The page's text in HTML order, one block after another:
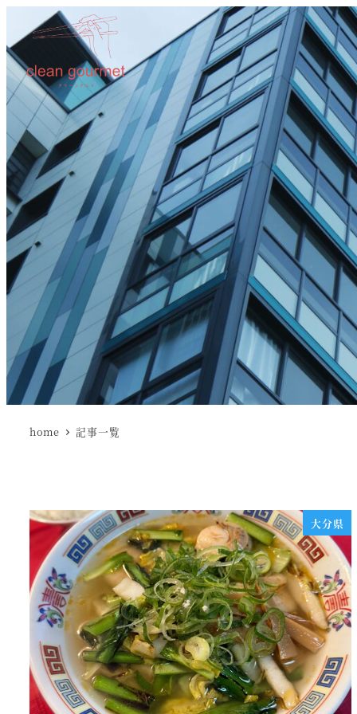
home 記事一覧
大分県